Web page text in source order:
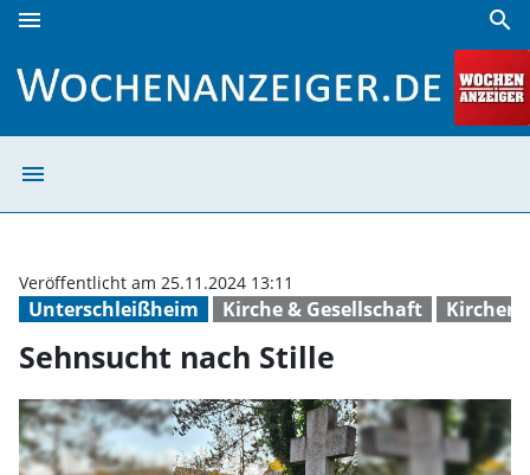
menu search
menu
Unterschleißheim Kirche & Gesellschaft Kirchen
Veröffentlicht am 25.11.2024 13:11
Sehnsucht nach Stille